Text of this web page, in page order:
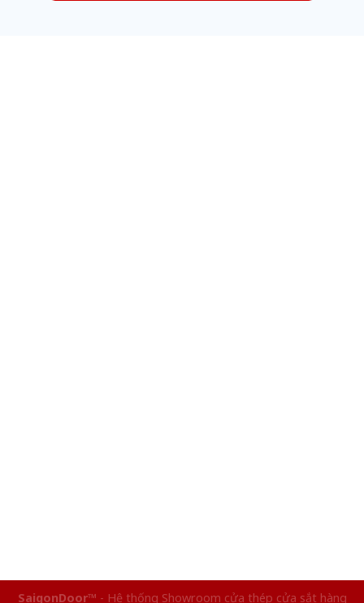
SaigonDoor™ - Hệ thống Showroom cửa thép cửa sắt hàng